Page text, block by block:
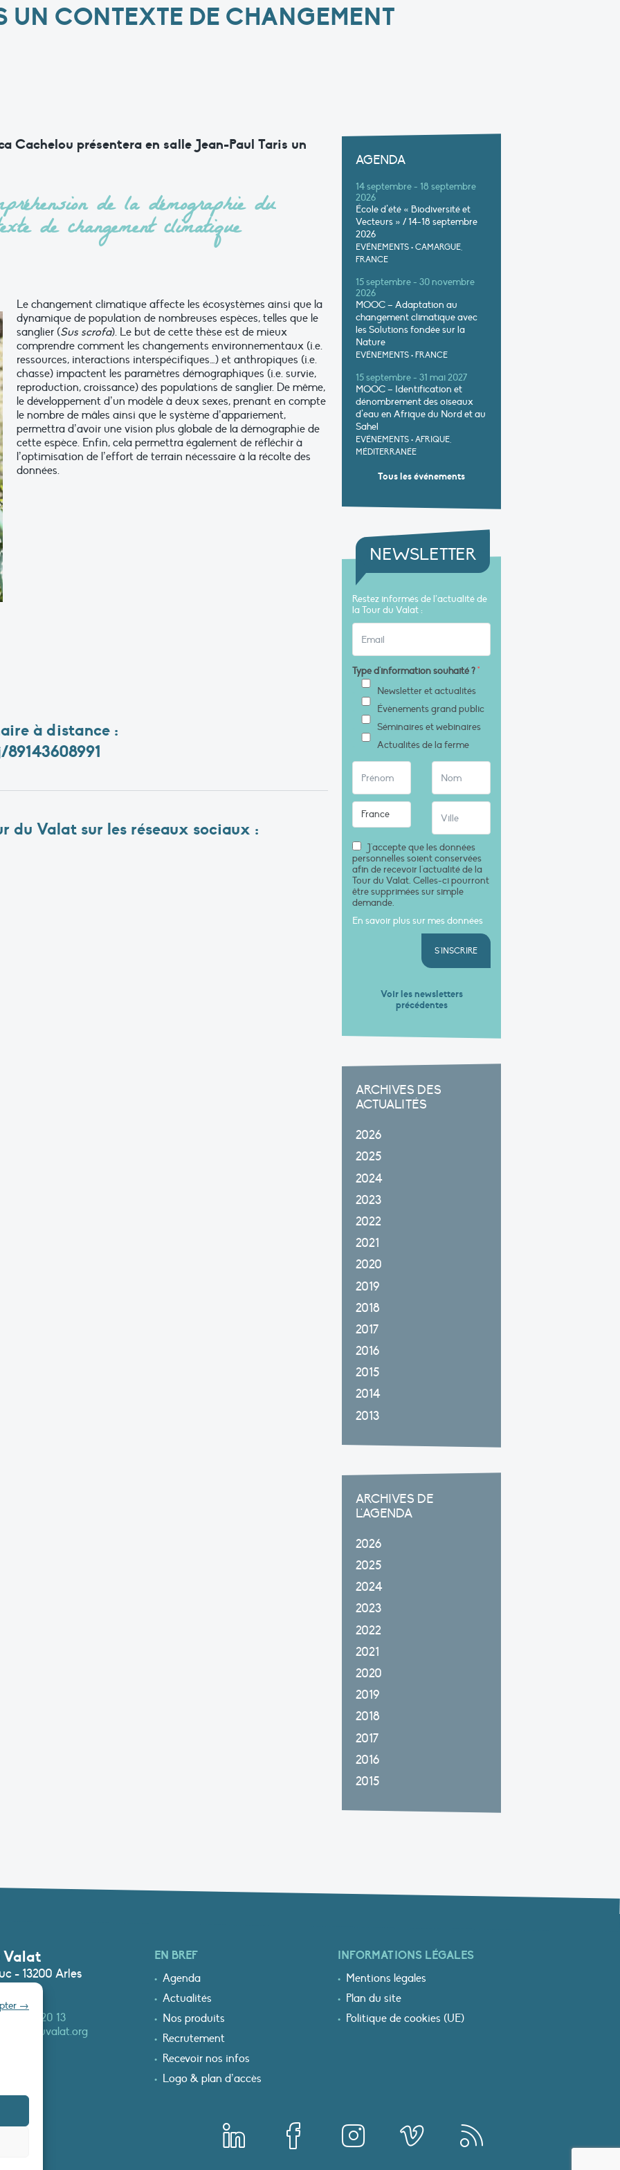
→
CONTEXTE DE CHANGEMENT
Cachelou présentera en salle Jean-Paul Taris un
de la démographie du
de changement climatique
Le changement climatique affecte les écosystèmes ainsi que la
dynamique de population de nombreuses espèces, telles que le
sanglier (Sus scrofa). Le but de cette thèse est de mieux
comprendre comment les changements environnementaux (i.e.
ressources, interactions interspécifiques…) et anthropiques (i.e.
chasse) impactent les paramètres démographiques (i.e. survie,
reproduction, croissance) des populations de sanglier. De même,
le développement d’un modèle à deux sexes, prenant en compte
le nombre de mâles ainsi que le système d’appariement,
permettra d’avoir une vision plus globale de la démographie de
cette espèce. Enfin, cela permettra également de réfléchir à
l’optimisation de l’effort de terrain nécessaire à la récolte des
données.
à distance :
du Valat sur les réseaux sociaux :
AGENDA
14 septembre - 18 septembre
2026
École d’été « Biodiversité et
Vecteurs » / 14-18 septembre
2026
EVÉNEMENTS • CAMARGUE,
FRANCE
15 septembre - 30 novembre
2026
MOOC – Adaptation au
changement climatique avec
les Solutions fondée sur la
Nature
EVÉNEMENTS • FRANCE
15 septembre - 31 mai 2027
MOOC – Identification et
dénombrement des oiseaux
d’eau en Afrique du Nord et au
Sahel
EVÉNEMENTS • AFRIQUE,
MÉDITERRANÉE
Tous les événements
NEWSLETTER
Restez informés de l’actualité de
la Tour du Valat :
Type d'information souhaité ?*
Newsletter et actualités
Évènements grand public
Séminaires et webinaires
Actualités de la ferme
J'accepte que les données
personnelles soient conservées
afin de recevoir l'actualité de la
Tour du Valat. Celles-ci pourront
être supprimées sur simple
demande.
En savoir plus sur mes données
S'INSCRIRE
Voir les newsletters
précédentes
ARCHIVES DES
ACTUALITÉS
2026
2025
2024
2023
2022
2021
2020
2019
2018
2017
2016
2015
2014
2013
ARCHIVES DE
L'AGENDA
2026
2025
2024
2023
2022
2021
2020
2019
2018
2017
2016
2015
Valat
- 13200 Arles
90 97 20 13
EN BREF
Agenda
Actualités
Nos produits
Recrutement
Recevoir nos infos
Logo & plan d’accès
INFORMATIONS LÉGALES
Mentions légales
Plan du site
Politique de cookies (UE)